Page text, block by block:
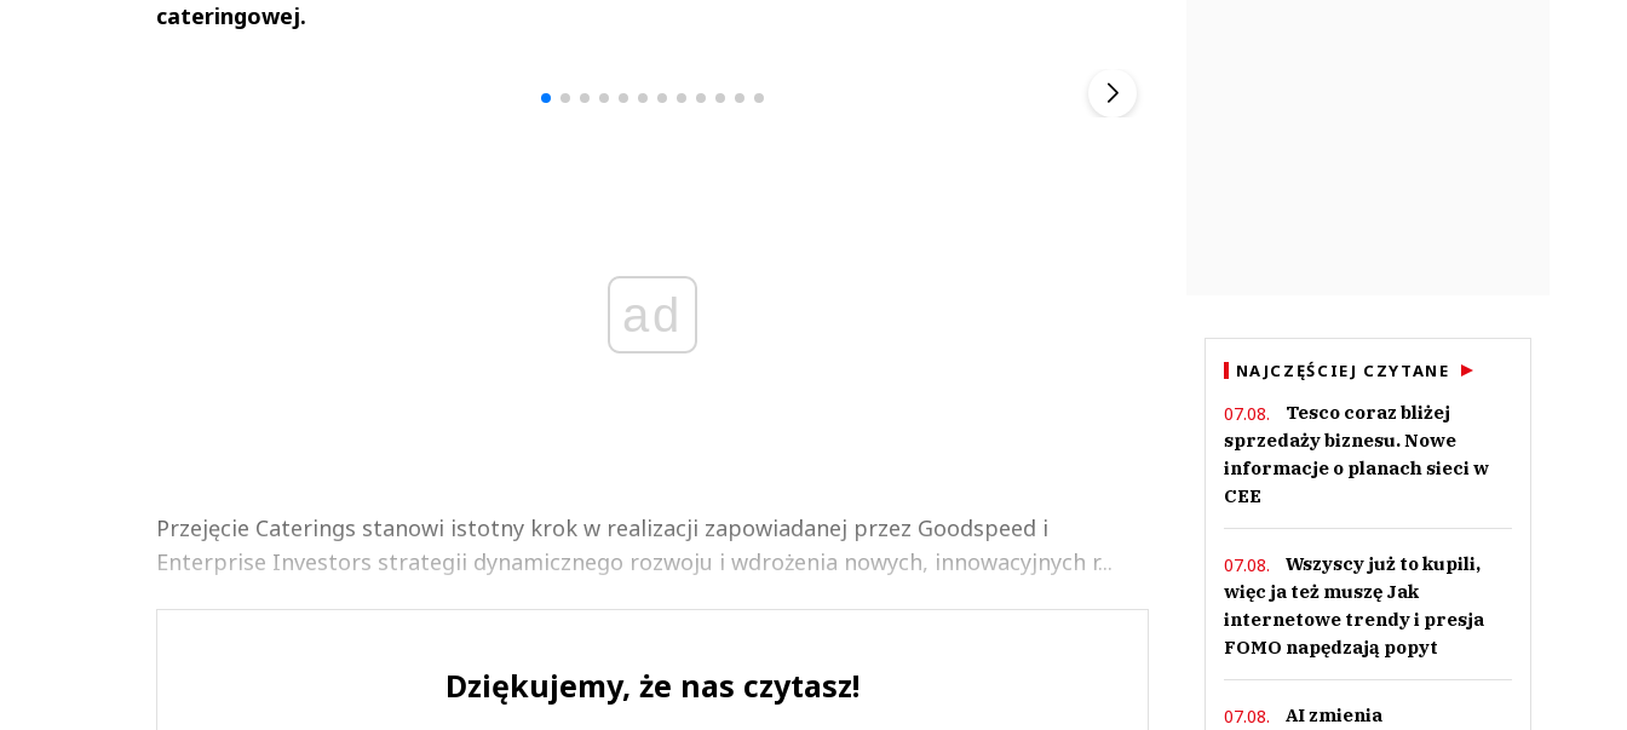
cateringowej.
ad
Przejęcie Caterings stanowi istotny krok w realizacji zapowiadanej przez Goodspeed i
Enterprise Investors strategii dynamicznego rozwoju i wdrożenia nowych, innowacyjnych r...
Dziękujemy, że nas czytasz!
Andrzej i Marta
NAJCZĘŚCIEJ CZYTANE
07.08.
Tesco coraz bliżej
sprzedaży biznesu. Nowe
informacje o planach sieci w
CEE
07.08.
Wszyscy już to kupili,
więc ja też muszę Jak
internetowe trendy i presja
FOMO napędzają popyt
07.08.
AI zmienia